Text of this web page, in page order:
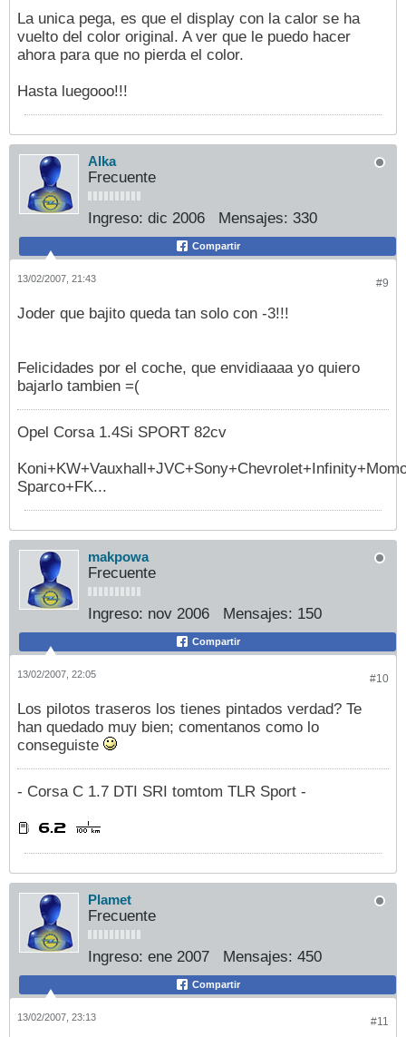
La unica pega, es que el display con la calor se ha
vuelto del color original. A ver que le puedo hacer
ahora para que no pierda el color.
Hasta luegooo!!!
Alka
Frecuente
Ingreso: dic 2006 Mensajes: 330
Compartir
#9
13/02/2007, 21:43
Joder que bajito queda tan solo con -3!!!
Felicidades por el coche, que envidiaaaa yo quiero
bajarlo tambien =(
Opel Corsa 1.4Si SPORT 82cv
Sparco+FK...
makpowa
Frecuente
Ingreso: nov 2006 Mensajes: 150
Compartir
#10
13/02/2007, 22:05
Los pilotos traseros los tienes pintados verdad? Te
han quedado muy bien; comentanos como lo
conseguiste
- Corsa C 1.7 DTI SRI tomtom TLR Sport -
Plamet
Frecuente
Ingreso: ene 2007 Mensajes: 450
Compartir
#11
13/02/2007, 23:13